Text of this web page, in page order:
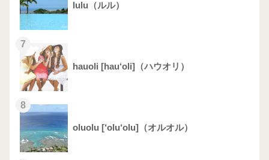
lulu（ルル）
7
hauoli [hau‘oli]（ハウオリ）
8
oluolu [‘olu‘olu]（オルオル）